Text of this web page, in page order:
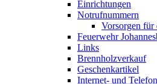
Einrichtungen
Notrufnummern
Vorsorgen für
Feuerwehr
Links
Brennholzverkauf
Geschenkartikel
Internet- und